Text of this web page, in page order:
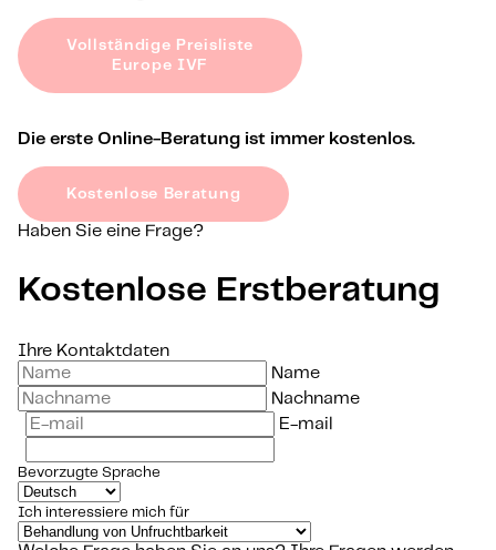
Vollständige Preisliste
Europe IVF
Die erste Online-Beratung ist immer kostenlos.
Kostenlose Beratung
Haben Sie eine Frage?
Kostenlose Erstberatung
Ihre Kontaktdaten
Name
Nachname
E-mail
Bevorzugte Sprache
Ich interessiere mich für